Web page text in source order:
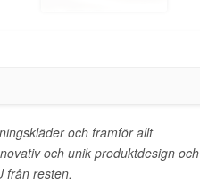
och framför allt
och unik produktdesign och
från resten.